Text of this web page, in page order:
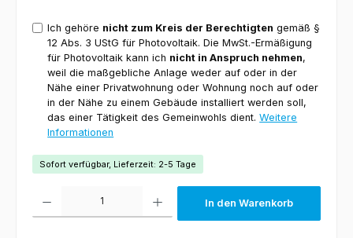
Ich gehöre nicht zum Kreis der Berechtigten gemäß §
12 Abs. 3 UStG für Photovoltaik. Die MwSt.-Ermäßigung
für Photovoltaik kann ich nicht in Anspruch nehmen,
weil die maßgebliche Anlage weder auf oder in der
Nähe einer Privatwohnung oder Wohnung noch auf oder
in der Nähe zu einem Gebäude installiert werden soll,
das einer Tätigkeit des Gemeinwohls dient.Weitere
Informationen
Sofort verfügbar, Lieferzeit: 2-5 Tage
In den Warenkorb